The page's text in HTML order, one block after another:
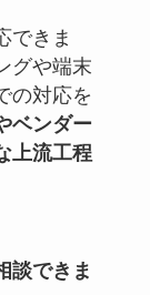
できま
グや端末
の対応を
ベンダー
上流工程
談できま